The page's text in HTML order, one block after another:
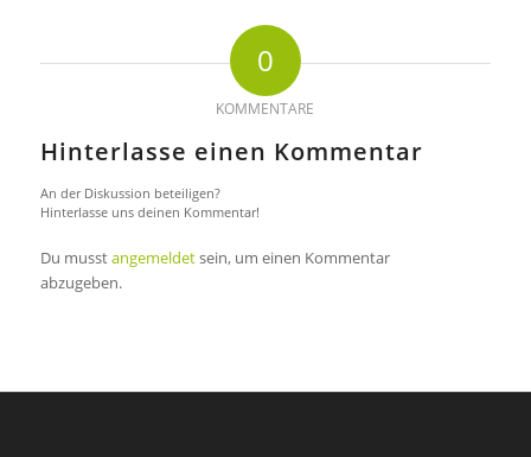
0
KOMMENTARE
Hinterlasse einen Kommentar
An der Diskussion beteiligen?
Hinterlasse uns deinen Kommentar!
Du musstangemeldetsein, um einen Kommentar
abzugeben.